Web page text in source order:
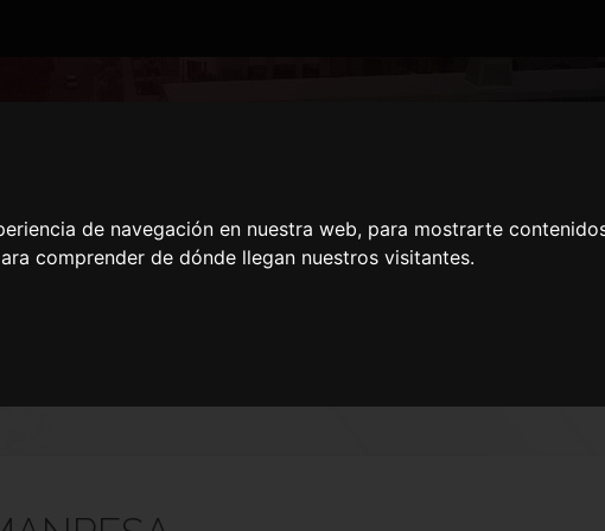
de navegación en nuestra web, para mostrarte
comprender de dónde llegan nuestros visitantes.